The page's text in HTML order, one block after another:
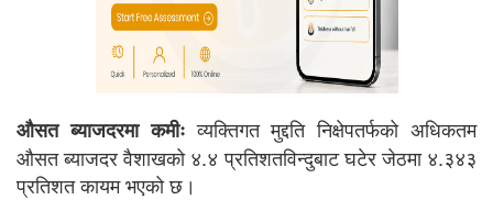
औसत ब्याजदरमा कमीःव्यक्तिगत मुद्दति निक्षेपतर्फको अधिकतम
औसत ब्याजदर वैशाखको ४.४ प्रतिशतविन्दुबाट घटेर जेठमा ४.३४३
प्रतिशत कायम भएको छ।